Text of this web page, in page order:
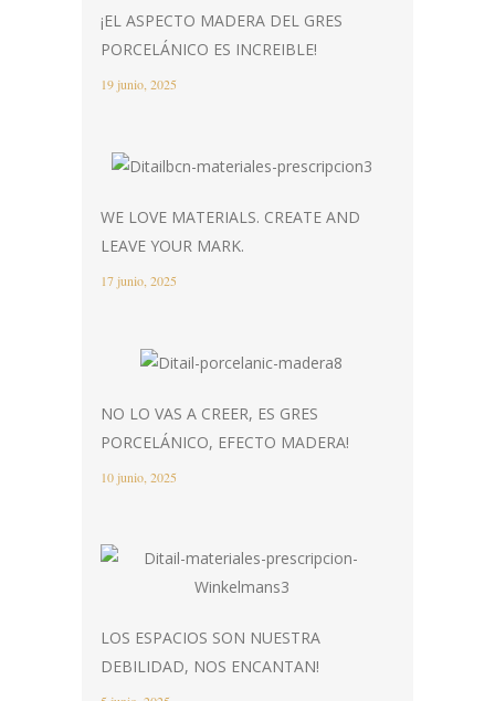
¡EL ASPECTO MADERA DEL GRES
PORCELÁNICO ES INCREIBLE!
19 junio, 2025
WE LOVE MATERIALS. CREATE AND
LEAVE YOUR MARK.
17 junio, 2025
NO LO VAS A CREER, ES GRES
PORCELÁNICO, EFECTO MADERA!
10 junio, 2025
LOS ESPACIOS SON NUESTRA
DEBILIDAD, NOS ENCANTAN!